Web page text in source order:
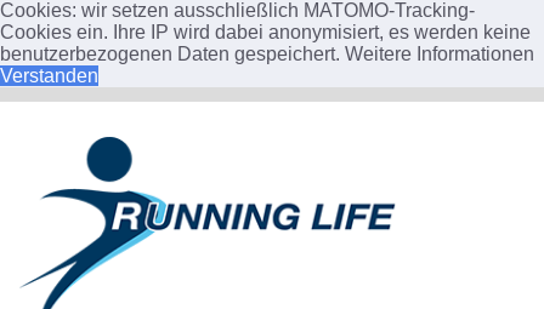
Cookies: wir setzen ausschließlich MATOMO-Tracking-
Cookies ein. Ihre IP wird dabei anonymisiert, es werden keine
benutzerbezogenen Daten gespeichert. Weitere Informationen
Verstanden